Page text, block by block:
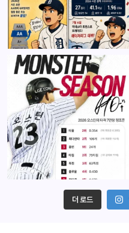
더 로드